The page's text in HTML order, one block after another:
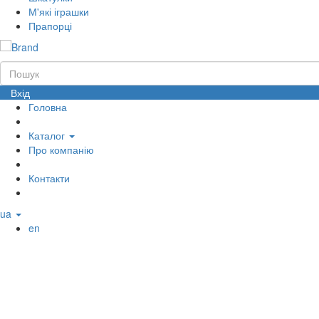
М'які іграшки
Прапорці
Вхід
Головна
Каталог
Про компанію
Контакти
ua
en